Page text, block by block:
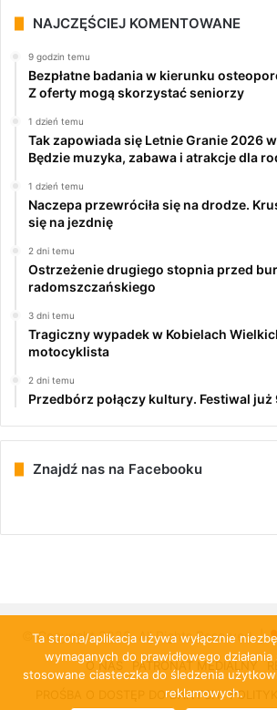
NAJCZĘŚCIEJ KOMENTOWANE
9 godzin temu
Bezpłatne badania w kierunku
Z oferty mogą skorzystać seniorzy
1 dzień temu
Tak zapowiada się Letnie Granie 2026
Będzie muzyka, zabawa i atrakcje dla
1 dzień temu
Naczepa przewróciła się na drodze.
się na jezdnię
2 dni temu
Ostrzeżenie drugiego stopnia przed
radomszczańskiego
3 dni temu
Tragiczny wypadek w Kobielach
motocyklista
2 dni temu
Przedbórz połączy kultury. Festiwal już
Znajdź nas na Facebooku
© Copyright 2026, All Rights Reserved |
O NAS PATRONAT MEDIALNY
PROŚBA O DOSTĘP DO DANYCH
Ta strona/aplikacja używa wyłącznie
wymaganych do prawidłowego
stosowane ciasteczka do śledzenia
reklamowych.